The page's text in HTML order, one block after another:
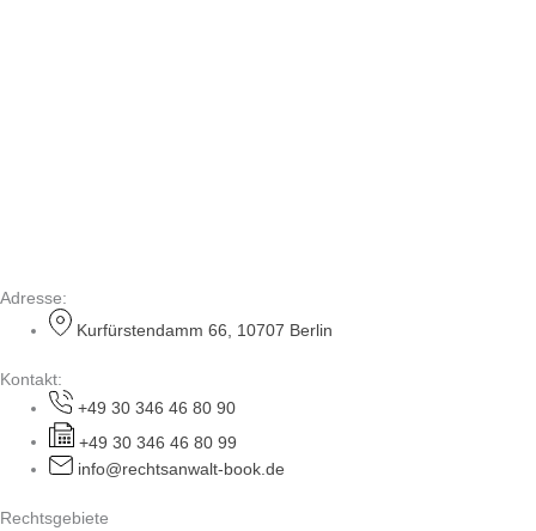
Adresse:
Kurfürstendamm 66, 10707 Berlin
Kontakt:
+49 30 346 46 80 90
+49 30 346 46 80 99
info@rechtsanwalt-book.de
Rechtsgebiete